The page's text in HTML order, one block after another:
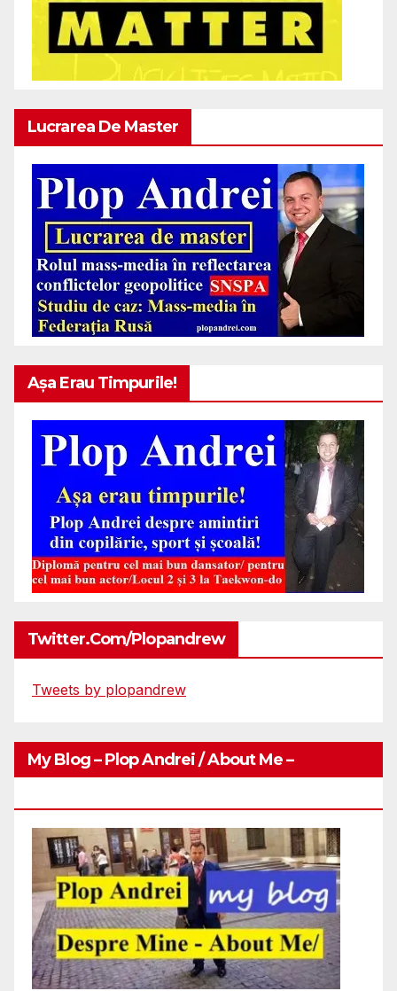
Lucrarea De Master
Așa Erau Timpurile!
Twitter.com/plopandrew
Tweets by plopandrew
My Blog – Plop Andrei / About Me –